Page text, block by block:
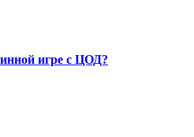
игре с ЦОД?